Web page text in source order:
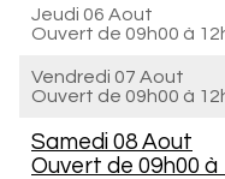
Jeudi 06 Aout
Ouvert de 09h00 à
Vendredi 07 Aout
Ouvert de 09h00 à
Samedi 08 Aout
Ouvert de 09h00 à